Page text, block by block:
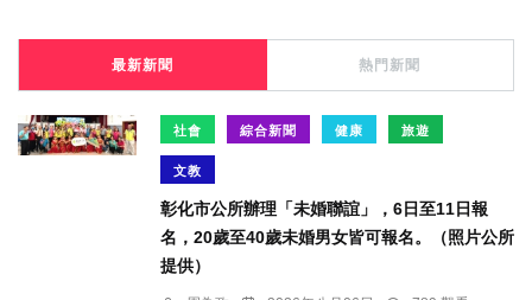
最新新聞 熱門新聞
社會 綜合新聞 健康 旅遊
文教
彰化市公所辦理「未婚聯誼」，6日至11日報
名，20歲至40歲未婚男女皆可報名。（照片公所
提供）